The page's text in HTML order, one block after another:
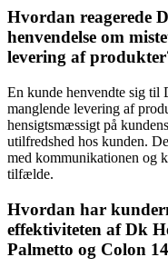
Hvordan reagerede
henvendelse om
levering af
En kunde henvendte sig til
manglende levering af
hensigtsmæssigt på
utilfredshed hos kunden.
med kommunikationen og
tilfælde.
Hvordan har
effektiviteten af Dk
Palmetto og Colon